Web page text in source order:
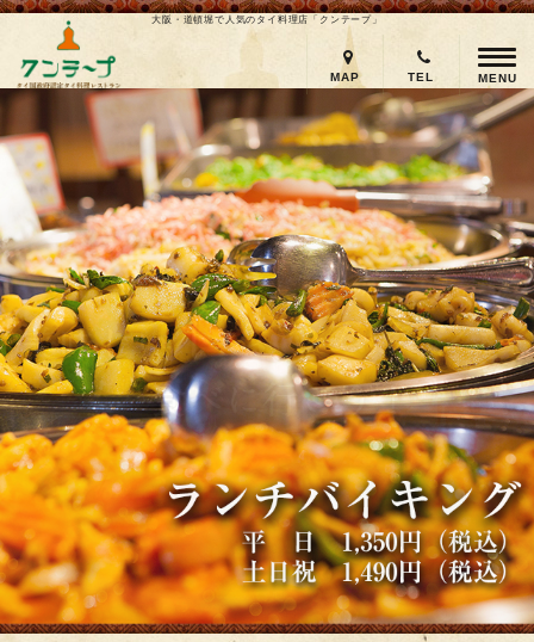
大阪・道頓堀で人気のタイ料理店「クンテープ」
MAP TEL MENU